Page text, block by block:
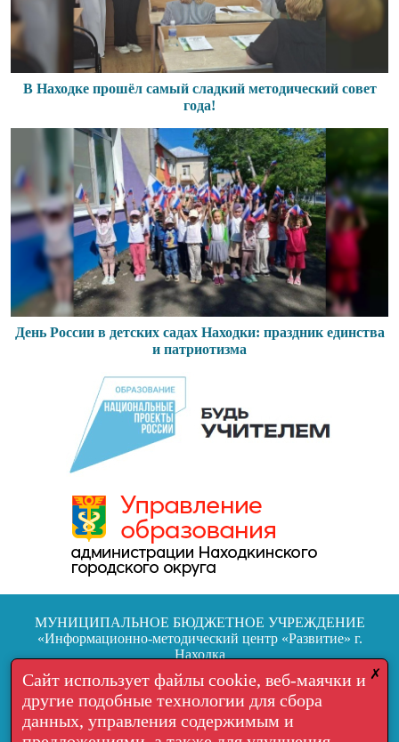
В Находке прошёл самый сладкий методический совет
года!
День России в детских садах Находки: праздник единства
и патриотизма
✗
Сайт использует файлы cookie, веб-маячки и
другие подобные технологии для сбора
данных, управления содержимым и
МУНИЦИПАЛЬНОЕ БЮДЖЕТНОЕ УЧРЕЖДЕНИЕ
«Информационно-методический центр «Развитие» г.
Находка
692904, г. Находка, ул.Школьная, 7
Тел.: +7 (4236) 64-05-06
Обратная связь